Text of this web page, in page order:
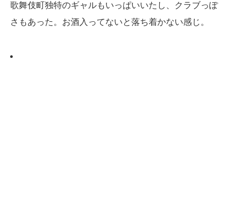
歌舞伎町独特のギャルもいっぱいいたし、クラブっぽ
さもあった。お酒入ってないと落ち着かない感じ。